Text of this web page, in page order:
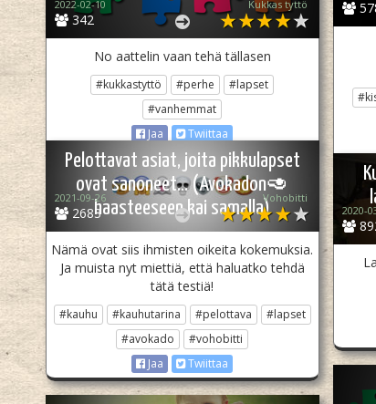
342
2022-02-10 Kukkas tyttö
No aattelin vaan tehä tällasen
#kukkastyttö #perhe
#lapset
#vanhemmat
Jaa
Twiittaa
Pelottavat asiat, joita pikkulapset
ovat sanoneet… (Avokadon🥑
haasteeseen kai samalla)
2683
2021-09-26 Vohobitti
Nämä ovat siis ihmisten oikeita kokemuksia.
Ja muista nyt miettiä, että haluatko tehdä
tätä testiä!
#kauhu #kauhutarina #pelottava
#lapset
#avokado
#vohobitti
Jaa
Twiittaa
2020-